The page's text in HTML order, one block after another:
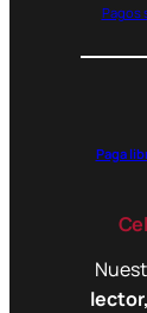
Pagos
Paga